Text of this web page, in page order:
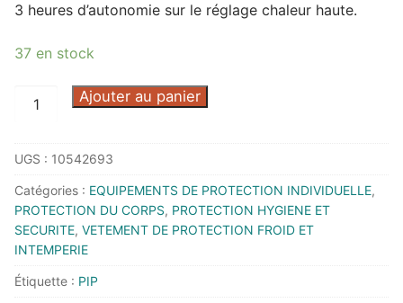
3 heures d’autonomie sur le réglage chaleur haute.
37 en stock
quantité
CHAUFFANT
BOSS®
THERM
-
300-
HV100
Ajouter au panier
UGS : 10542693
Catégories : EQUIPEMENTS DE PROTECTION INDIVIDUELLE,
PROTECTION DU CORPS, PROTECTION HYGIENE ET
SECURITE, VETEMENT DE PROTECTION FROID ET
INTEMPERIE
Étiquette : PIP